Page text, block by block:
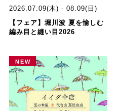
2026.07.09(木) - 08.09(日)
【フェア】堀川波 夏を愉しむ
編み目と縫い目2026
NEW